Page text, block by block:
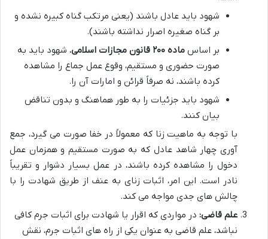
شهود باید عادل باشند (یعنی مرتکب گناه کبیره نشده و
بر گناه صغیره اصرار نداشته باشند).
بر اساس ماده ۲۰۰ قانون مجازات اسلامی
، شهود باید به
صورت حضوری و مستقیم، وقوع عمل جماع را مشاهده
کرده باشند، نه صرفاً قرائن و امارات آن را.
شهود باید جزئیات را به طور هماهنگ و بدون تناقض
بیان کنند.
با توجه به ماهیت زنا که معمولاً در خفا صورت می گیرد، جمع
آوری چهار شاهد عادل که به صورت مستقیم و همزمان عمل
دخول را مشاهده کرده باشند، در عمل بسیار دشوار و تقریباً
نادر است. این امر، اثبات زنای به عنف از طریق شهادت را با
چالش های جدی مواجه می کند.
علم قاضی: در مواردی که اقرار یا شهادت برای اثبات جرم کافی
نباشد، علم قاضی به عنوان یکی از راه های اثبات جرم، نقش